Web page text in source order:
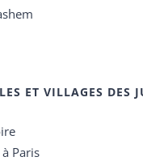
ET VILLAGES DES
Paris